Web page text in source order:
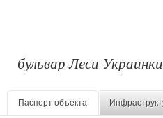
бульвар Леси
Паспорт объекта